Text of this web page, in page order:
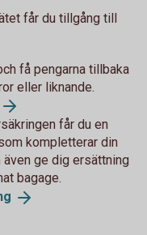
får du tillgång till
få pengarna tillbaka
eller liknande.
får du en
kompletterar din
även ge dig ersättning
bagage.